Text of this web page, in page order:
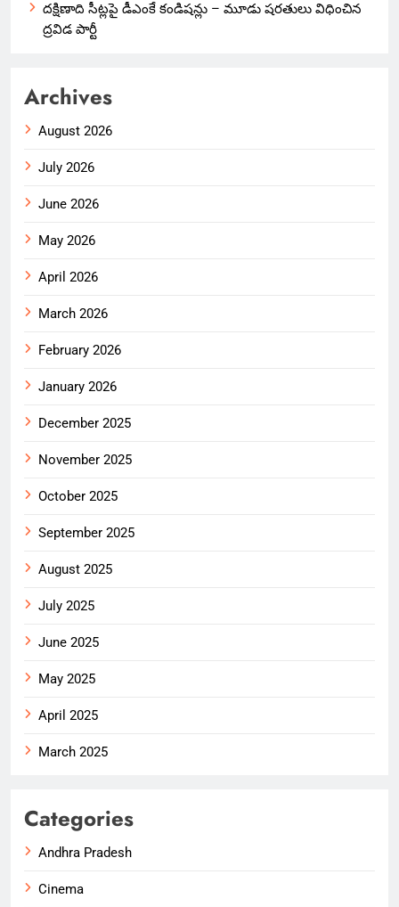
దక్షిణాది సీట్లపై డీఎంకే కండిషన్లు – మూడు షరతులు విధించిన
ద్రవిడ పార్టీ
Archives
August 2026
July 2026
June 2026
May 2026
April 2026
March 2026
February 2026
January 2026
December 2025
November 2025
October 2025
September 2025
August 2025
July 2025
June 2025
May 2025
April 2025
March 2025
Categories
Andhra Pradesh
Cinema